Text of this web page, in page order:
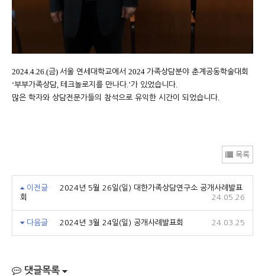
2024.4.26.(금) 서울 연세대학교에서 2024 가족상담분야 춘계공동학술대회
‘부부가족상담, 테크놀로지를 만나다.’가 있었습니다.
많은 학자와 상담전문가들의 참석으로 유익한 시간이 되었습니다.
목록
이전글
2024년 5월 26일(일) 대한가족상담연구소 공개사례발표
회
24.05.26
다음글 2024년 3월 24일(일) 공개사례발표회 24.03.25
댓글목록